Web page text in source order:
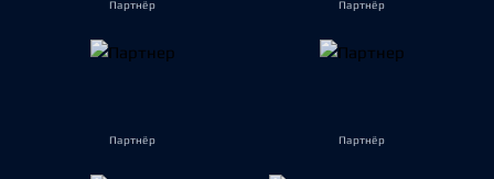
Партнёр Партнёр
Партнёр Партнёр